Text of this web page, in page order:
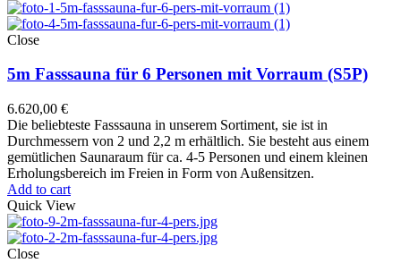
Close
5m Fasssauna für 6 Personen mit Vorraum (S5P)
6.620,00 €
Die beliebteste Fasssauna in unserem Sortiment, sie ist in
Durchmessern von 2 und 2,2 m erhältlich. Sie besteht aus einem
gemütlichen Saunaraum für ca. 4-5 Personen und einem kleinen
Erholungsbereich im Freien in Form von Außensitzen.
Add to cart
Quick View
Close